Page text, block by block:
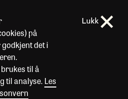
på
det i
til å
til analyse. Les
Lukk